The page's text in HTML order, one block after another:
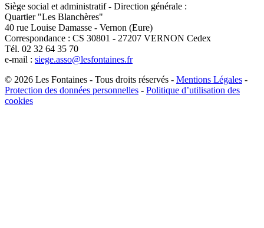
Siège social et administratif - Direction générale :
Quartier "Les Blanchères"
40 rue Louise Damasse - Vernon (Eure)
Correspondance : CS 30801 - 27207 VERNON Cedex
Tél. 02 32 64 35 70
e-mail : siege.asso@lesfontaines.fr
© 2026 Les Fontaines - Tous droits réservés - Mentions Légales -
Protection des données personnelles - Politique d’utilisation des
cookies